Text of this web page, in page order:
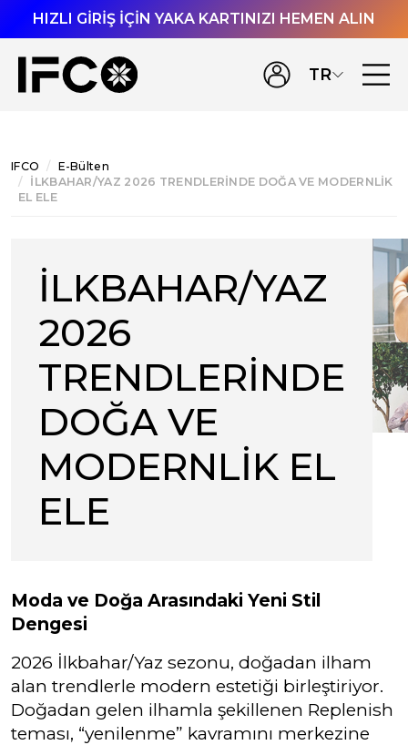
HIZLI GİRİŞ İÇİN YAKA KARTINIZI HEMEN ALIN
TR
IFCO
E-Bülten
İLKBAHAR/YAZ 2026 TRENDLERİNDE DOĞA VE MODERNLİK
EL ELE
İLKBAHAR/YAZ
2026
TRENDLERİNDE
DOĞA VE
MODERNLİK EL
ELE
Moda ve Doğa Arasındaki Yeni Stil
Dengesi
2026 İlkbahar/Yaz sezonu, doğadan ilham
alan trendlerle modern estetiği birleştiriyor.
Doğadan gelen ilhamla şekillenen Replenish
teması, “yenilenme” kavramını merkezine